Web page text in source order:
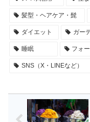
髪型・ヘアケア・髭
ダイエット ガー
睡眠 フォ
SNS（X・LINEなど）